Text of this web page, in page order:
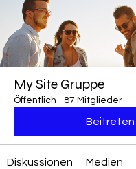
My Site Gruppe
Öffentlich · 87 Mitglieder
Beitreten
Diskussionen Medien